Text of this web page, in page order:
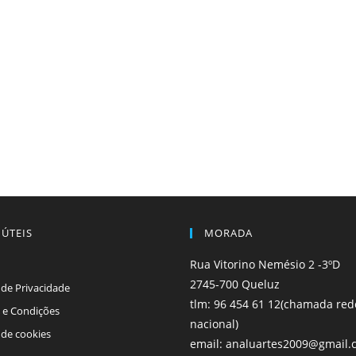
Privacidade
Condições
cookies
MORADA
Rua Vitorino Nemésio 2 -3ºD
2745-700 Queluz
tlm: 96 454 61 12(chamada
nacional)
email: